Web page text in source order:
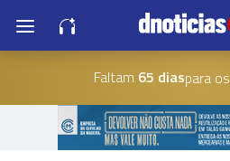
Faltam 65 diaspara os